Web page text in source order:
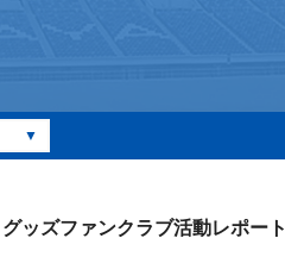
▼
グッズファンクラブ活動レポート